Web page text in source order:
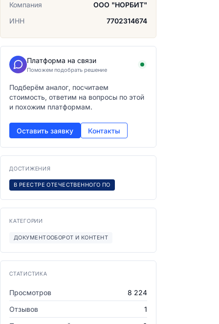
Компания
ООО "НОРБИТ"
ИНН
7702314674
Платформа на связи
Поможем подобрать решение
Подберём аналог, посчитаем
стоимость, ответим на вопросы по этой
и похожим платформам.
Оставить заявку Контакты
ДОСТИЖЕНИЯ
В РЕЕСТРЕ ОТЕЧЕСТВЕННОГО ПО
КАТЕГОРИИ
ДОКУМЕНТООБОРОТ И КОНТЕНТ
СТАТИСТИКА
Просмотров
8 224
Отзывов
1